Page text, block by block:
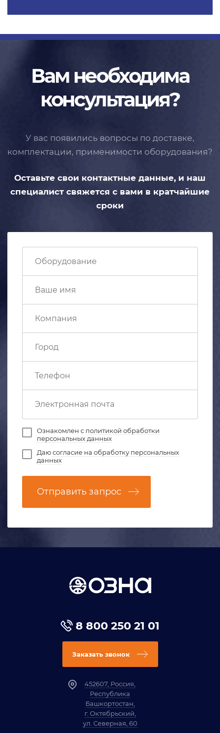
Вам необходима
консультация?
У вас появились вопросы по доставке,
комплектации, применимости оборудования?
Оставьте свои контактные данные, и наш
специалист свяжется с вами в кратчайшие
сроки
Ознакомлен с политикой обработки
персональных данных
Даюсогласие на обработку персональных
данных
Отправить запрос
8 800 250 21 01
Заказать звонок
452607, Россия,
Республика
Башкортостан,
г. Октябрьский,
ул. Северная, 60